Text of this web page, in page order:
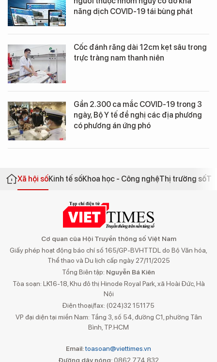
năng dịch COVID-19 tái bùng phát
Cốc đánh răng dài 12cm kẹt sâu trong
trực tràng nam thanh niên
Gần 2.300 ca mắc COVID-19 trong 3
ngày, Bộ Y tế đề nghị các địa phương
có phương án ứng phó
Xã hội sốKinh tế sốKhoa học - Công nghệThị trường số
Cơ quan của Hội Truyền thông số Việt Nam
Giấy phép hoạt động báo chí số 165/GP-BVHTTDL do Bộ Văn hóa,
Thể thao và Du lịch cấp ngày 27/11/2025
Tổng Biên tập: Nguyễn Bá Kiên
Tòa soạn: LK16-18, Khu đô thị Hinode Royal Park, xã Hoài Đức, Hà
Nội
Điện thoại/fax: (024)32 151175
VP đại diện tại miền Nam: Tầng 3, số 54, đường C1, phường Tân
Bình, TP.HCM
Email:toasoan@viettimes.vn
Đường dây nóng: 0862 774 832